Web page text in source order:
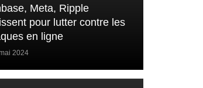
Meta, Ripple
pour lutter contre les
en ligne
2024